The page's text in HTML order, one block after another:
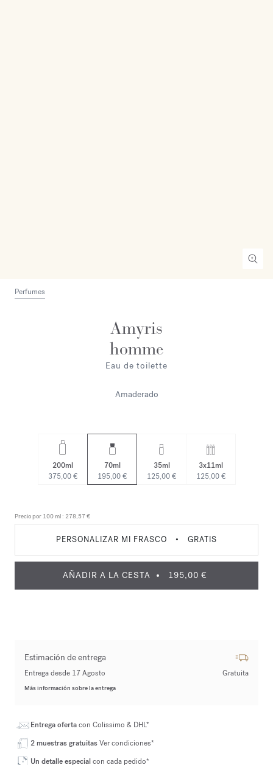
Perfumes
Amyris
homme
Eau de toilette
Amaderado
200ml
375,00 €
70ml
195,00 €
35ml
125,00 €
3x11ml
125,00 €
Precio por 100 ml : 278,57 €
PERSONALIZAR MI FRASCO • GRATIS
AÑADIR A LA CESTA 195,00 €
Estimación de entrega
Entrega desde 17 Agosto Gratuita
Más información sobre la entrega
Entrega ofertacon Colissimo & DHL*
2 muestras gratuitasVer condiciones*
Un detalle especialcon cada pedido*